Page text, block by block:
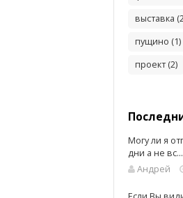
выставка
пущино (1)
проект (2)
Могу ли я
дни а не вс...
Андрей